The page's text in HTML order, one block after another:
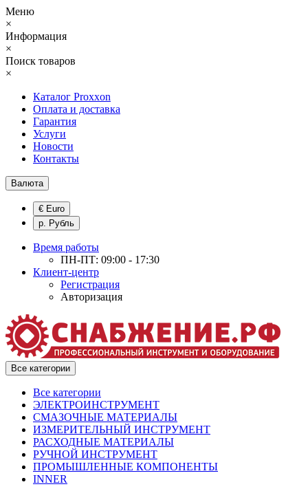
Меню
×
Информация
×
Поиск товаров
×
Каталог Proxxon
Оплата и доставка
Гарантия
Услуги
Новости
Контакты
Валюта
€ Euro
р. Рубль
Время работы
ПН-ПТ: 09:00 - 17:30
Клиент-центр
Регистрация
Авторизация
Все категории
Все категории
ЭЛЕКТРОИНСТРУМЕНТ
СМАЗОЧНЫЕ МАТЕРИАЛЫ
ИЗМЕРИТЕЛЬНЫЙ ИНСТРУМЕНТ
РАСХОДНЫЕ МАТЕРИАЛЫ
РУЧНОЙ ИНСТРУМЕНТ
ПРОМЫШЛЕННЫЕ КОМПОНЕНТЫ
INNER